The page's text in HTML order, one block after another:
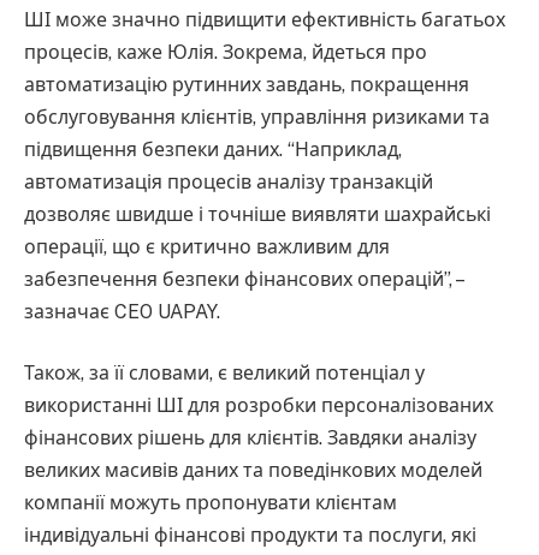
ШІ може значно підвищити ефективність багатьох
процесів, каже Юлія. Зокрема, йдеться про
автоматизацію рутинних завдань, покращення
обслуговування клієнтів, управління ризиками та
підвищення безпеки даних. “Наприклад,
автоматизація процесів аналізу транзакцій
дозволяє швидше і точніше виявляти шахрайські
операції, що є критично важливим для
забезпечення безпеки фінансових операцій”, –
зазначає CEO UAPAY.
Також, за її словами, є великий потенціал у
використанні ШІ для розробки персоналізованих
фінансових рішень для клієнтів. Завдяки аналізу
великих масивів даних та поведінкових моделей
компанії можуть пропонувати клієнтам
індивідуальні фінансові продукти та послуги, які